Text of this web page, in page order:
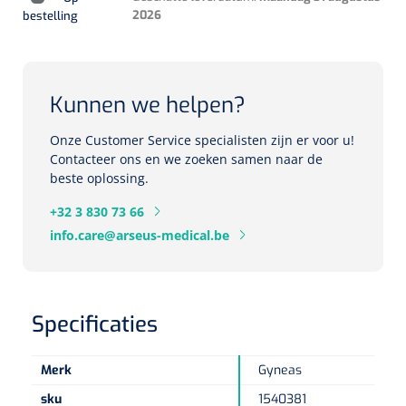
Herbruikbare curetten
Verpleegdekens
Warmtetherapie
Fixatiemateriaal
Spirometers
Dopplers
Foetale dopplers
Lichtdiagnostiek
Laser chirurgie
bestelling
2026
Kunnen we helpen?
Onze Customer Service specialisten zijn er voor u!
Contacteer ons en we zoeken samen naar de
beste oplossing.
+32 3 830 73 66
info.care@arseus-medical.be
Specificaties
Merk
Gyneas
sku
1540381